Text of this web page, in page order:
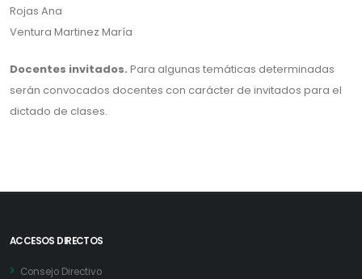
Rojas Ana
Ventura Martinez María
Docentes invitados. Para algunas temáticas determinadas
serán convocados docentes con carácter de invitados para el
dictado de clases.
ACCESOS DIRECTOS
Consejo Directivo